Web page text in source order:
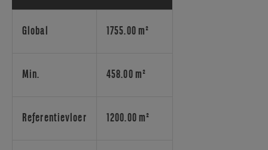
kantoorgebouw
aan
Global 1755.00 m²
Min. 458.00 m²
Referentievloer 1200.00 m²